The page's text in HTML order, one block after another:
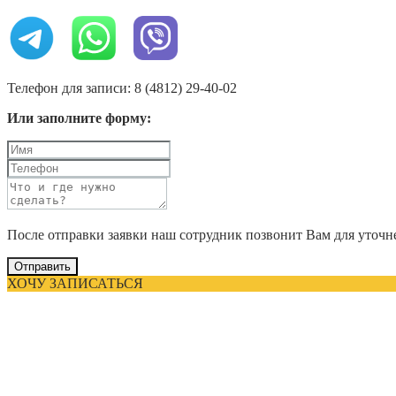
Телефон для записи: 8 (4812) 29-40-02
Или заполните форму:
После отправки заявки наш сотрудник позвонит Вам для
Отправить
ХОЧУ ЗАПИСАТЬСЯ